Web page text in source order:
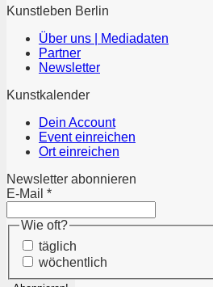
Kunstleben Berlin
Über uns | Mediadaten
Partner
Newsletter
Kunstkalender
Dein Account
Event einreichen
Ort einreichen
Newsletter abonnieren
E-Mail *
Wie oft?
täglich
wöchentlich